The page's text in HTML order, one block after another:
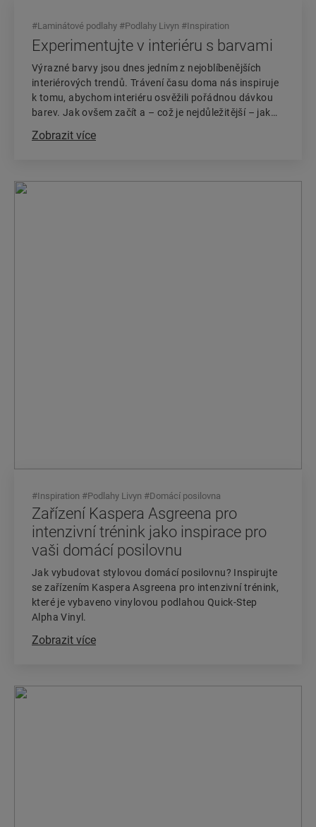
Experimentujte v interiéru s barvami
Výrazné barvy jsou dnes jedním z nejoblíbenějších
interiérových trendů. Trávení času doma nás inspiruje
k tomu, abychom interiéru osvěžili pořádnou dávkou
barev. Jak ovšem začít a – což je nejdůležitější – jak
osvěžit interiér více barvami.
Zobrazit více
#Laminátové podlahy #Podlahy Livyn #Inspiration
Zařízení Kaspera Asgreena pro
intenzivní trénink jako inspirace pro
vaši domácí posilovnu
Jak vybudovat stylovou domácí posilovnu? Inspirujte
se zařízením Kaspera Asgreena pro intenzivní trénink,
které je vybaveno vinylovou podlahou Quick-Step
Alpha Vinyl.
Zobrazit více
#Inspiration #Podlahy Livyn #Domácí posilovna